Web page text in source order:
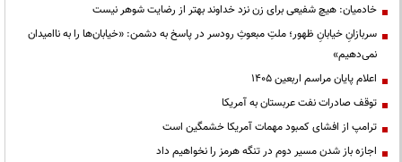
خادمیان: هیچ شفیعی برای زن نزد خداوند بهتر از رضایت شوهر نیست
سربازانِ خیابانِ ظهور؛ ملتِ مبعوثِ رودسر در پاسخ به دشمن: «خیابان‌ها را به ناامیدان
نمی‌دهیم»
اعلام پایان مراسم اربعین ۱۴۰۵
توقف صادرات نفت عربستان به آمریکا
ترامپ از افشای کمبود مهمات آمریکا خشمگین است
اجازه باز شدن مسیر دوم در تنگه هرمز را نخواهیم داد